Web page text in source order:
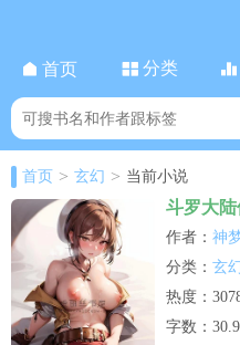
首页 分类
首页 > 玄幻 > 当前小说
斗罗大
作者： 神
分类： 玄
热度：
字数：